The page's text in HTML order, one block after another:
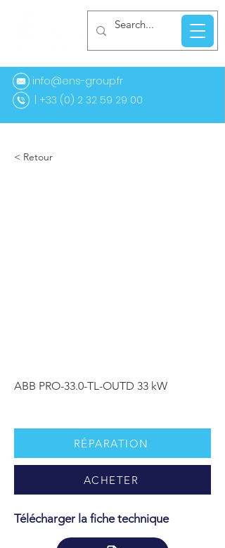
info@ens-group.fr
(0) 2 32 59 29 00
< Retour
ABB PRO-33.0-TL-OUTD 33 kW
RÉPARATION
ACHETER
Télécharger la fiche technique